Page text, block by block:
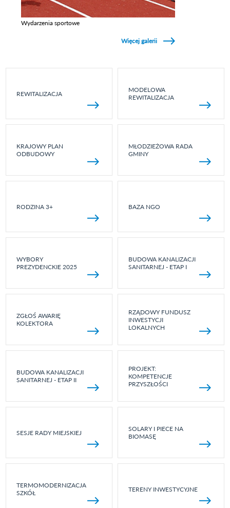
Wydarzenia sportowe
Więcej galerii
REWITALIZACJA
MODELOWA
REWITALIZACJA
KRAJOWY PLAN
ODBUDOWY
MŁODZIEŻOWA RADA
GMINY
RODZINA 3+ BAZA NGO
WYBORY
PREZYDENCKIE 2025
BUDOWA KANALIZACJI
SANITARNEJ - ETAP I
ZGŁOŚ AWARIĘ
KOLEKTORA
RZĄDOWY FUNDUSZ
INWESTYCJI
LOKALNYCH
BUDOWA KANALIZACJI
SANITARNEJ - ETAP II
PROJEKT:
KOMPETENCJE
PRZYSZŁOŚCI
SESJE RADY MIEJSKIEJ
SOLARY I PIECE NA
BIOMASĘ
TERMOMODERNIZACJA
SZKÓŁ
TERENY INWESTYCYJNE